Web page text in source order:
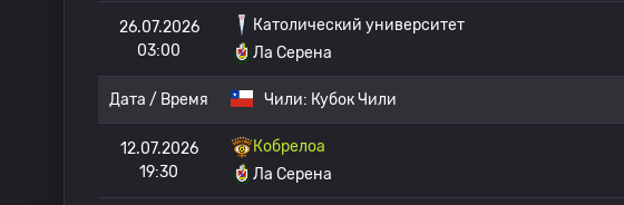
26.07.2026
03:00
Католический университет
Ла Серена
Дата / Время Чили: Кубок Чили
12.07.2026
19:30
Кобрелоа
Ла Серена